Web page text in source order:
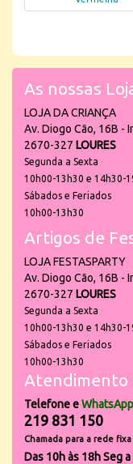
As nossas
LOJA DA CRIANÇA
Av. Diogo Cão, 16B -
2670-327 LOURES
Segunda a Sexta
10h00-13h30 e 14h30-
Sábados e Feriados
10h00-13h30
Artigos de
LOJA FESTASPARTY
Av. Diogo Cão, 16B -
2670-327 LOURES
Segunda a Sexta
10h00-13h30 e 14h30-
Sábados e Feriados
10h00-13h30
Atendimento
Telefone eWhatsApp
219 831 150
Chamada para a rede
Das 10h às 18h Seg a